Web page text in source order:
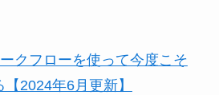
クフローを使って今度こそ
2024年6月更新】